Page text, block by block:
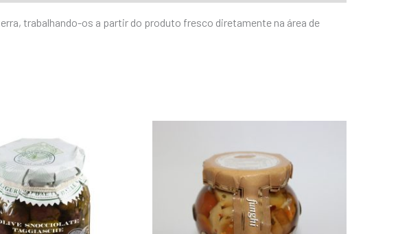
trabalhando-os a partir do produto fresco diretamente na área de